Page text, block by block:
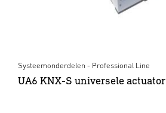
Systeemonderdelen - Professional Line
UA6 KNX-S universele actuator